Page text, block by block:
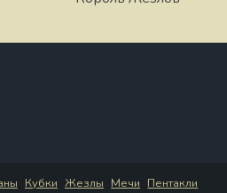
Кубки Жезлы Мечи Пентакли